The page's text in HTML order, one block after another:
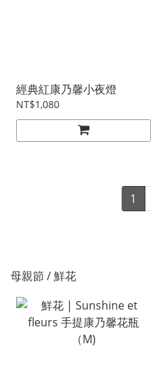
經典紅康乃馨小夜燈
NT$1,080
1
母親節 / 鮮花